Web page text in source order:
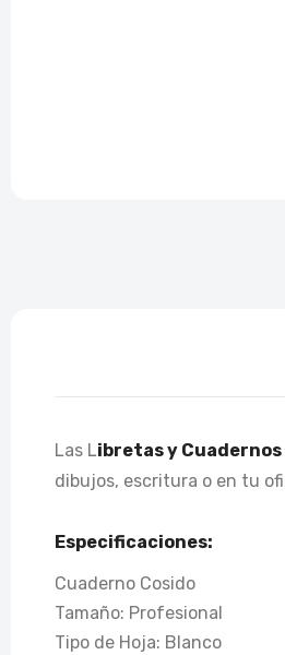
Las Libretas y Cuadernos
dibujos, escritura o en tu
Especificaciones:
Cuaderno Cosido
Tamaño: Profesional
Tipo de Hoja: Blanco